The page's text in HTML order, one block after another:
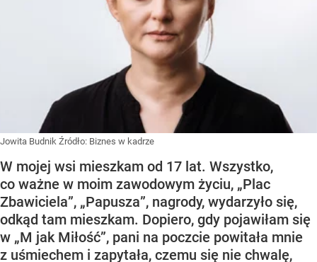
Jowita Budnik Źródło: Biznes w kadrze
W mojej wsi mieszkam od 17 lat. Wszystko,
co ważne w moim zawodowym życiu, „Plac
Zbawiciela”, „Papusza”, nagrody, wydarzyło się,
odkąd tam mieszkam. Dopiero, gdy pojawiłam się
w „M jak Miłość”, pani na poczcie powitała mnie
z uśmiechem i zapytała, czemu się nie chwalę,